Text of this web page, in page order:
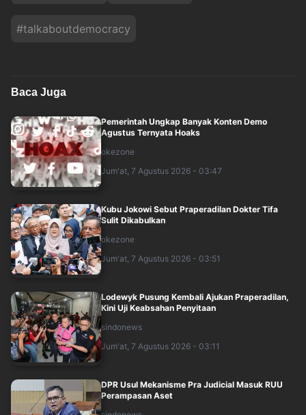
#talkaboutdemocracy
Baca Juga
Pemerintah Ungkap Banyak Konten Demo
Agustus Ternyata Hoaks
okezone
Jum'at, 7 Agustus 2026 - 03:47
Kubu Jokowi Sebut Praperadilan Dokter Tifa
Sulit Dikabulkan
okezone
Jum'at, 7 Agustus 2026 - 03:51
Lodewyk Pusung Kembali Ajukan Praperadilan,
Kini Uji Keabsahan Penyitaan
sindonews
Jum'at, 7 Agustus 2026 - 03:11
DPR Usul Mekanisme Pra Judicial Masuk RUU
Perampasan Aset